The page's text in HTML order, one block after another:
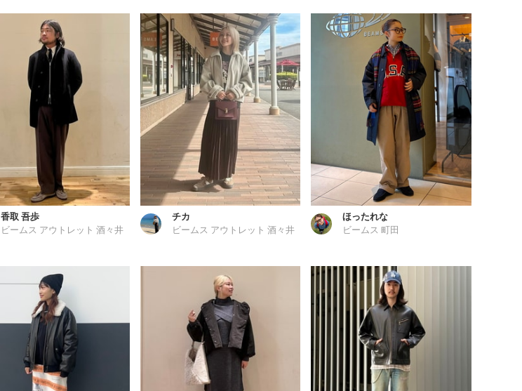
香取 吾歩
ビームス アウトレット 酒々井
チカ
ビームス アウトレット 酒々井
ほったれな
ビームス 町田